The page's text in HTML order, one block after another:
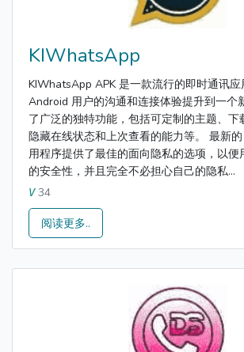
KIWhatsApp
KIWhatsApp APK 是一款流行的即时通讯
Android 用户的沟通和连接体验提升到一个
了广泛的独特功能，包括可定制的主题、下
隐藏在线状态和上次查看的能力等。 最新
用程序提供了最佳的面向隐私的选项，以便
的安全性，并且完全不必担心自己的隐私...
V34
阅读更多..